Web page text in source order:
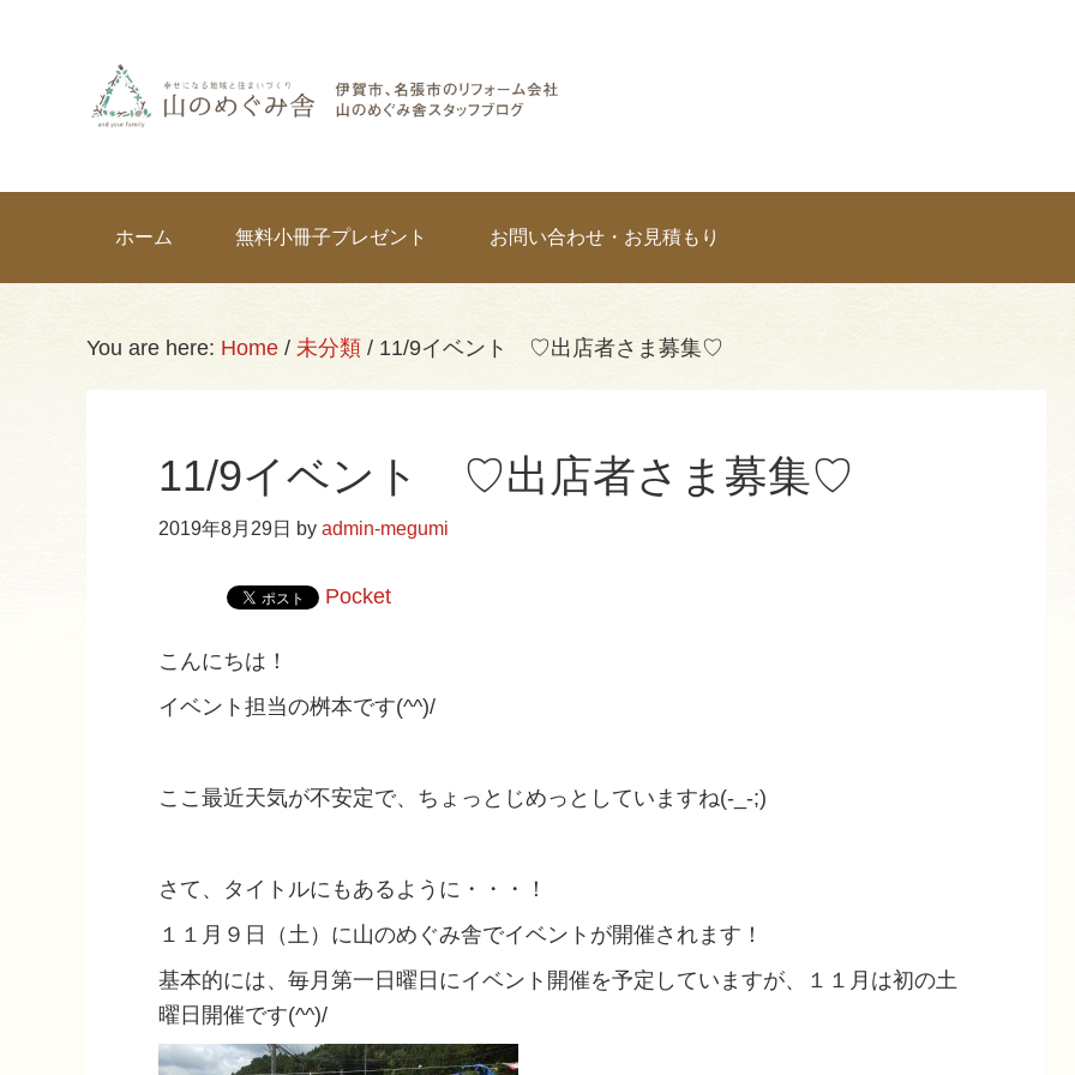
navigation
navigationホーム 無料小冊子プレゼント お問い合わせ・お見積もり
You are here: Home / 未分類 / 11/9イベント ♡出店者さま募集♡
11/9イベント ♡出店者さま募集♡
2019年8月29日 by admin-megumi
Pocket
こんにちは！
イベント担当の桝本です(^^)/
ここ最近天気が不安定で、ちょっとじめっとしていますね(-_-;)
さて、タイトルにもあるように・・・！
１１月９日（土）に山のめぐみ舎でイベントが開催されます！
基本的には、毎月第一日曜日にイベント開催を予定していますが、１１月は初の土
曜日開催です(^^)/